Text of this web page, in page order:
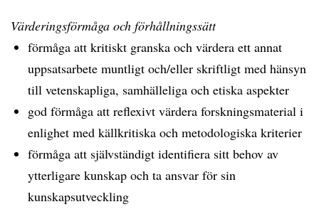
Värderingsförmåga och förhållningssätt
förmåga att kritiskt granska och värdera ett annat
uppsatsarbete muntligt och/eller skriftligt med hänsyn
till vetenskapliga, samhälleliga och etiska aspekter
god förmåga att reflexivt värdera forskningsmaterial i
enlighet med källkritiska och metodologiska kriterier
förmåga att självständigt identifiera sitt behov av
ytterligare kunskap och ta ansvar för sin
kunskapsutveckling